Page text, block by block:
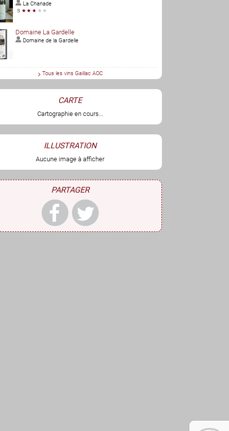
La Chanade
Domaine La Gardelle
Domaine de la Gardelle
Tous les vins Gaillac AOC
CARTE
Cartographie en cours...
ILLUSTRATION
Aucune image à afficher
PARTAGER